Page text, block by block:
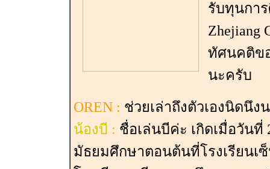
รับทุนกา
Zhejiang
ทัศนคติขอ
นะครับ
OREN : ช่วยเล่าถึงตัวเองนิดนึง
น้องบี : ชื่อเล่นบีค่ะ เกิดเมื่อวันที่
มัธยมศึกษาตอนต้นที่โรงเรียน